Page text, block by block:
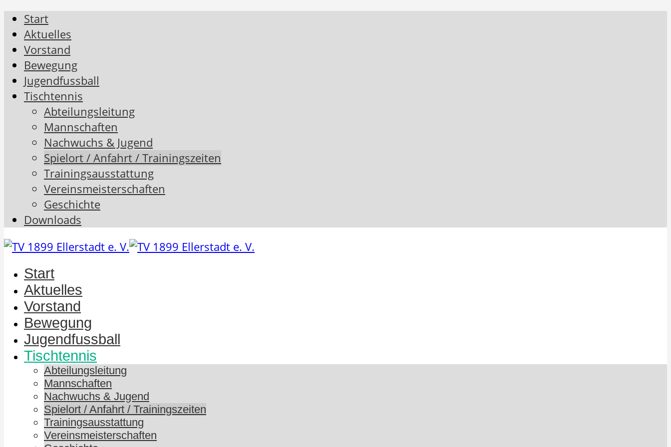
Start
Aktuelles
Vorstand
Bewegung
Jugendfussball
Tischtennis
Abteilungsleitung
Mannschaften
Nachwuchs & Jugend
Spielort / Anfahrt / Trainingszeiten
Trainingsausstattung
Vereinsmeisterschaften
Geschichte
Downloads
Start
Aktuelles
Vorstand
Bewegung
Jugendfussball
Tischtennis
Abteilungsleitung
Mannschaften
Nachwuchs & Jugend
Spielort / Anfahrt / Trainingszeiten
Trainingsausstattung
Vereinsmeisterschaften